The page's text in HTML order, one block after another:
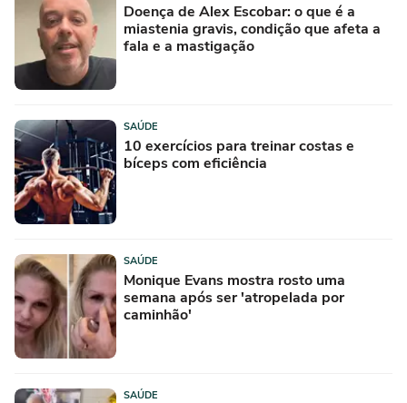
Doença de Alex Escobar: o que é a
miastenia gravis, condição que afeta a
fala e a mastigação
SAÚDE
10 exercícios para treinar costas e
bíceps com eficiência
SAÚDE
Monique Evans mostra rosto uma
semana após ser 'atropelada por
caminhão'
SAÚDE